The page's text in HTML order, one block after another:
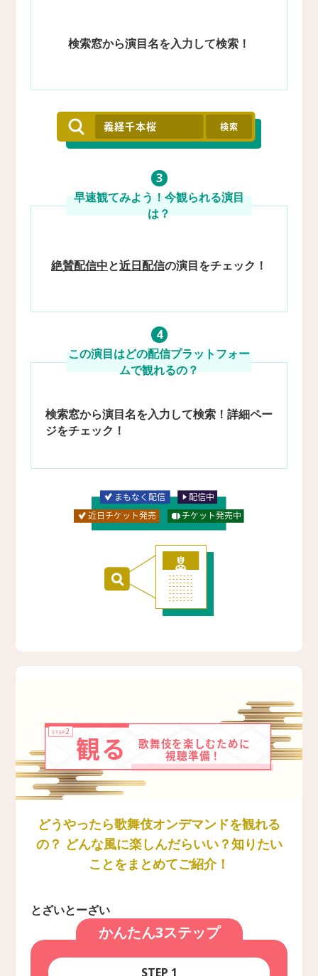
検索窓から演目名を入力して検索！
3
早速観てみよう！ 今観られる演目
は？
絶賛配信中と近日配信の演目をチェック！
4
この演目はどの配信プラットフォー
ムで観れるの？
検索窓から演目名を入力して検索！ 詳細ペー
ジをチェック！
どうやったら歌舞伎オンデマンドを観れる
の？ どんな風に楽しんだらいい？知りたい
ことをまとめてご紹介！
とざいとーざい
かんたん3ステップ
STEP 1